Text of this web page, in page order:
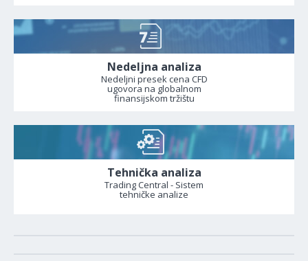
Nedeljna analiza
Nedeljni presek cena CFD
ugovora na globalnom
finansijskom tržištu
Tehnička analiza
Trading Central - Sistem
tehničke analize